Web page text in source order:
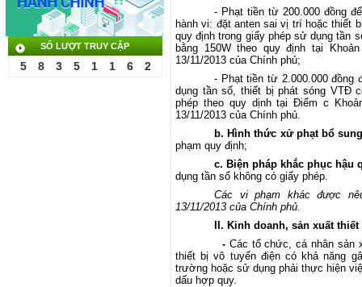
SỐ LƯỢT TRUY CẬP
5 8 3 5 1 1 6 2
- Phạt tiền từ 200.000 đồng
hành vi: đặt anten sai vị trí hoặc thiết
quy định trong giấy phép sử dụng tần
bằng 150W theo quy định tại
13/11/2013 của Chính phủ;
- Phạt tiền từ 2.000.000 đồng
dụng tần số, thiết bị phát sóng VTĐ
phép theo quy dịnh tại Điểm c
13/11/2013 của Chính phủ.
b. Hình thức xử phạt bổ
phạm quy định;
c. Biện pháp khắc phục hậu
dụng tần số không có giấy phép.
Các vi phạm khác được
13/11/2013 của Chính phủ.
II. Kinh doanh, sản xuất
- Các tổ chức, cá nhân sản
thiết bị vô tuyến điện có khả năng
trường hoặc sử dụng phải thực hiện
dấu hợp quy.